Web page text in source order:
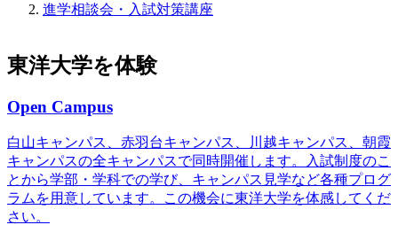
進学相談会・入試対策講座
東洋大学を体験
Open Campus
白山キャンパス、赤羽台キャンパス、川越キャンパス、朝霞
キャンパスの全キャンパスで同時開催します。入試制度のこ
とから学部・学科での学び、キャンパス見学など各種プログ
ラムを用意しています。この機会に東洋大学を体感してくだ
さい。